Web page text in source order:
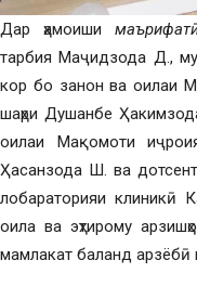
Дар ҳамоиши
тарбия Маҷидзода Д.,
кор бо занон ва оилаи
шаҳри Душанбе
оилаи Мақомоти
Ҳасанзода Ш. ва
лобараторияи клиникӣ
оила ва эҳтирому
мамлакат баланд арзёбӣ